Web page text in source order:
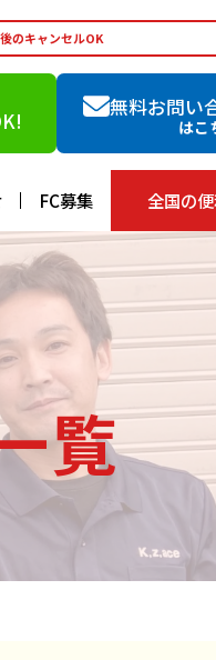
のキャンセルOK
無料お問い
はこ
FC募集 全国の
覧